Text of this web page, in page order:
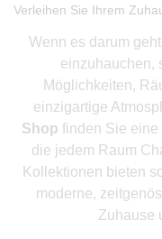
Verleihen Sie Ihrem
Wenn es darum
einzuhauchen,
Möglichkeiten,
einzigartige
Shop finden Sie eine
die jedem Raum
Kollektionen bieten
moderne,
Zuhause